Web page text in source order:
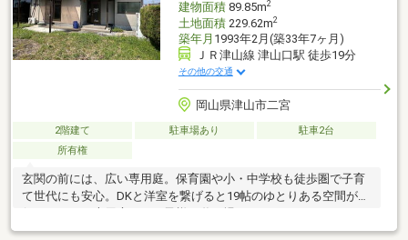
建物面積89.85m2
土地面積229.62m2
築年月 1993年2月(築33年7ヶ月)
ＪＲ津山線 津山口駅 徒歩19分
その他の交通
岡山県津山市二宮
2階建て 駐車場あり
駐車2台
所有権
玄関の前には、広い専用庭。保育園や小・中学校も徒歩圏で子育
て世代にも安心。DKと洋室を繋げると19帖のゆとりある空間が確
デニングやペットとの時間も楽しめます。買い物施設や飲食店が